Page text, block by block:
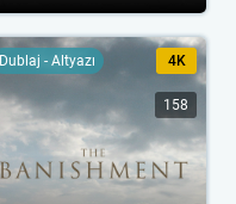
Dublaj - Altyazı 4K
158